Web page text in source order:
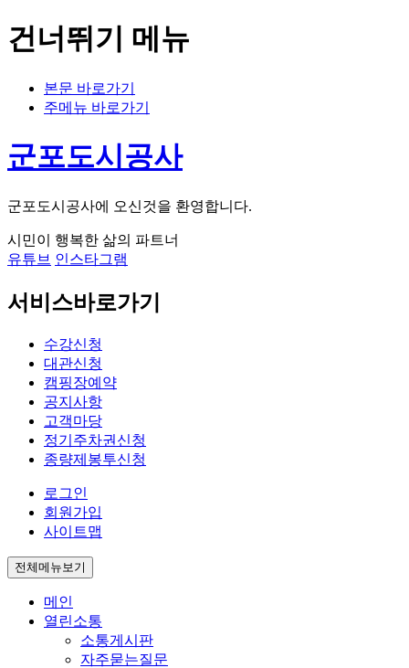
건너뛰기 메뉴
본문 바로가기
주메뉴 바로가기
군포도시공사
군포도시공사에 오신것을 환영합니다.
시민이 행복한 삶의 파트너
유튜브 인스타그램
서비스바로가기
수강신청
대관신청
캠핑장예약
공지사항
고객마당
정기주차권신청
종량제봉투신청
로그인
회원가입
사이트맵
전체메뉴보기
메인
열린소통
소통게시판
자주묻는질문